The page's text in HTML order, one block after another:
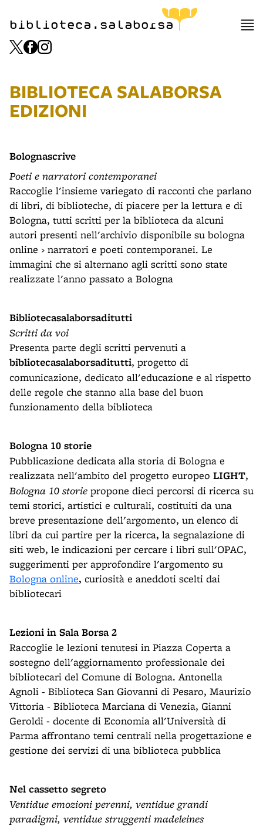
biblioteca.salaborsa
BIBLIOTECA SALABORSA
EDIZIONI
Bolognascrive
Poeti e narratori contemporanei
Raccoglie l'insieme variegato di racconti che parlano
di libri, di biblioteche, di piacere per la lettura e di
Bologna, tutti scritti per la biblioteca da alcuni
autori presenti nell'archivio disponibile su bologna
online › narratori e poeti contemporanei. Le
immagini che si alternano agli scritti sono state
realizzate l'anno passato a Bologna
Bibliotecasalaborsaditutti
Scritti da voi
Presenta parte degli scritti pervenuti a
bibliotecasalaborsaditutti, progetto di
comunicazione, dedicato all'educazione e al rispetto
delle regole che stanno alla base del buon
funzionamento della biblioteca
Bologna 10 storie
Pubblicazione dedicata alla storia di Bologna e
realizzata nell'ambito del progetto europeo LIGHT,
Bologna 10 storie propone dieci percorsi di ricerca su
temi storici, artistici e culturali, costituiti da una
breve presentazione dell'argomento, un elenco di
libri da cui partire per la ricerca, la segnalazione di
siti web, le indicazioni per cercare i libri sull'OPAC,
suggerimenti per approfondire l'argomento su
Bologna online, curiosità e aneddoti scelti dai
bibliotecari
Lezioni in Sala Borsa 2
Raccoglie le lezioni tenutesi in Piazza Coperta a
sostegno dell'aggiornamento professionale dei
bibliotecari del Comune di Bologna. Antonella
Agnoli - Biblioteca San Giovanni di Pesaro, Maurizio
Vittoria - Biblioteca Marciana di Venezia, Gianni
Geroldi - docente di Economia all'Università di
Parma affrontano temi centrali nella progettazione e
gestione dei servizi di una biblioteca pubblica
Nel cassetto segreto
Ventidue emozioni perenni, ventidue grandi
paradigmi, ventidue struggenti madeleines